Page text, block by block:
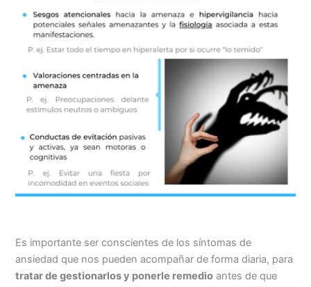
Es importante ser conscientes de los síntomas de
ansiedad que nos pueden acompañar de forma diaria, para
tratar de gestionarlos y ponerle remedio antes de que